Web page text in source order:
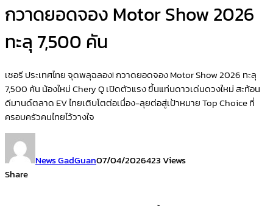
กวาดยอดจอง Motor Show 2026
ทะลุ 7,500 คัน
เชอรี ประเทศไทย จุดพลุฉลอง! กวาดยอดจอง Motor Show 2026 ทะลุ
7,500 คัน น้องใหม่ Chery Q เปิดตัวแรง ขึ้นแท่นดาวเด่นดวงใหม่ สะท้อน
ดีมานด์ตลาด EV ไทยเติบโตต่อเนื่อง-ลุยต่อสู่เป้าหมาย Top Choice ที่
ครอบครัวคนไทยไว้วางใจ
News GadGuan07/04/2026423 Views
Share